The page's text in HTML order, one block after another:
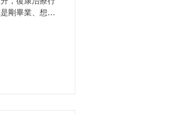
剛畢業、想轉